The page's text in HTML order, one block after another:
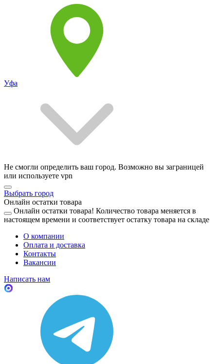
Уфа
Не смогли определить ваш город. Возможно вы заграницей
или используете vpn
Выбрать город
Онлайн остатки товара
Онлайн остатки товара! Количество товара меняется в
настоящем времени и соответствует остатку товара на складе
О компании
Оплата и доставка
Контакты
Вакансии
Написать нам